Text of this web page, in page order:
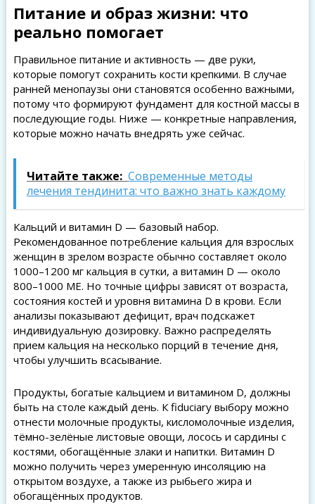
Питание и образ жизни: что
реально помогает
Правильное питание и активность — две руки,
которые помогут сохранить кости крепкими. В случае
ранней менопаузы они становятся особенно важными,
потому что формируют фундамент для костной массы в
последующие годы. Ниже — конкретные направления,
которые можно начать внедрять уже сейчас.
Читайте также: Современные методы
лечения тендинита: что важно знать каждому
Кальций и витамин D — базовый набор.
Рекомендованное потребление кальция для взрослых
женщин в зрелом возрасте обычно составляет около
1000–1200 мг кальция в сутки, а витамин D — около
800–1000 МЕ. Но точные цифры зависят от возраста,
состояния костей и уровня витамина D в крови. Если
анализы показывают дефицит, врач подскажет
индивидуальную дозировку. Важно распределять
прием кальция на несколько порций в течение дня,
чтобы улучшить всасывание.
Продукты, богатые кальцием и витамином D, должны
быть на столе каждый день. К fiduciary выбору можно
отнести молочные продукты, кисломолочные изделия,
тёмно-зелёные листовые овощи, лосось и сардины с
костями, обогащённые злаки и напитки. Витамин D
можно получить через умеренную инсоляцию на
открытом воздухе, а также из рыбьего жира и
обогащённых продуктов.